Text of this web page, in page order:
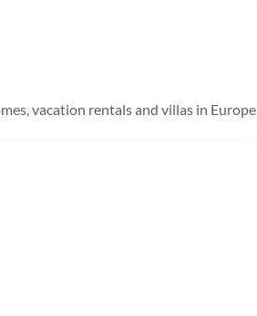
Gastfreundschaft.
vacation rentals and villas in Europe